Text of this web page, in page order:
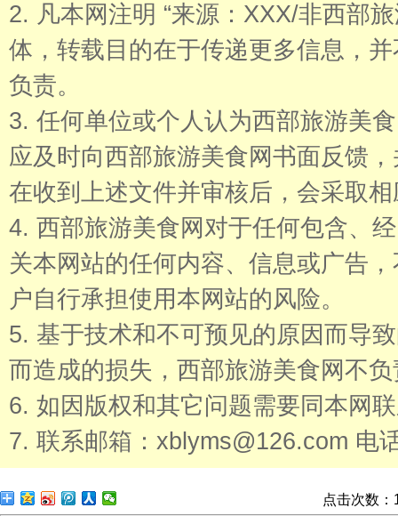
2. 凡本网注明 “来源：XXX/非西部
体，转载目的在于传递更多信息，
负责。
3. 任何单位或个人认为西部旅游美
应及时向西部旅游美食网书面反馈
在收到上述文件并审核后，会采取
4. 西部旅游美食网对于任何包含、
关本网站的任何内容、信息或广告
户自行承担使用本网站的风险。
5. 基于技术和不可预见的原因而导
而造成的损失，西部旅游美食网不
6. 如因版权和其它问题需要同本网
7. 联系邮箱：xblyms@126.com 电
点击次数：